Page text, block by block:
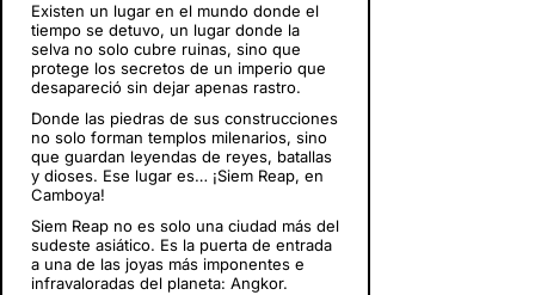
Existen un lugar en el mundo donde el
tiempo se detuvo, un lugar donde la
selva no solo cubre ruinas, sino que
protege los secretos de un imperio que
desapareció sin dejar apenas rastro.
Donde las piedras de sus construcciones
no solo forman templos milenarios, sino
que guardan leyendas de reyes, batallas
y dioses. Ese lugar es… ¡Siem Reap, en
Camboya!
Siem Reap no es solo una ciudad más del
sudeste asiático. Es la puerta de entrada
a una de las joyas más imponentes e
infravaloradas del planeta: Angkor.